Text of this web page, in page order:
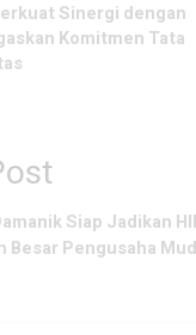
Sinergi dengan
Komitmen Tata
Siap Jadikan
Besar Pengusaha